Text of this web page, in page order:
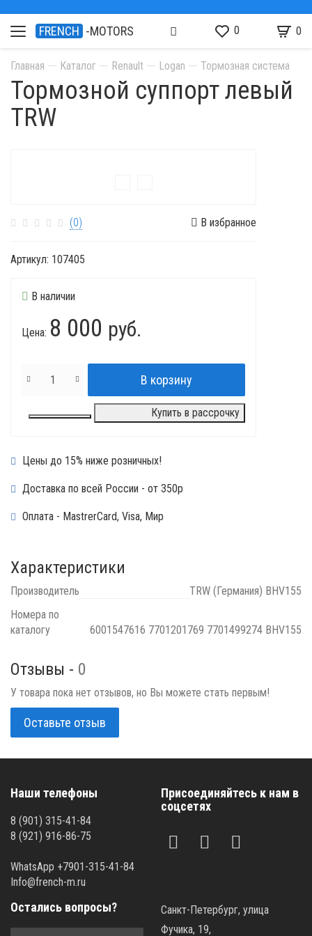
FRENCH -MOTORS 0 0
Главная Каталог Renault Logan Тормозная система
Тормозной суппорт левый
TRW
(0) В избранное
Артикул: 107405
В наличии
Цена: 8 000 руб.
Купить в рассрочку
Цены до 15% ниже розничных!
Доставка по всей России - от 350р
Оплата - MastrerCard, Visa, Мир
Характеристики
Производитель
TRW (Германия) BHV155
Номера по
каталогу
6001547616 7701201769 7701499274 BHV155
Отзывы - 0
У товара пока нет отзывов, но Вы можете стать первым!
Оставьте отзыв
Наши телефоны
8 (901) 315-41-84
8 (921) 916-86-75
WhatsApp +7901-315-41-84
Info@french-m.ru
Присоединяйтесь к нам в
соцсетях
Остались вопросы?
Санкт-Петербург, улица
Фучика, 19,